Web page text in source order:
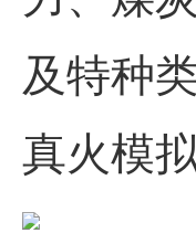
及特种
真火模